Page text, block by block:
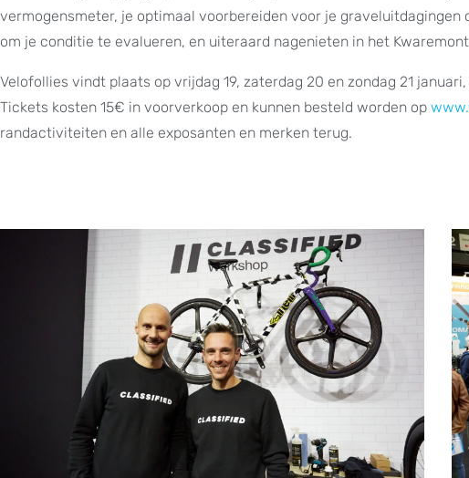
vermogensmeter, je optimaal voorbereiden voor je
om je conditie te evalueren, en uiteraard nagenieten in het
Velofollies vindt plaats op vrijdag 19, zaterdag 20 en zondag 21
Tickets kosten 15€ in voorverkoop en kunnen besteld worden op
randactiviteiten en alle exposanten en merken terug.